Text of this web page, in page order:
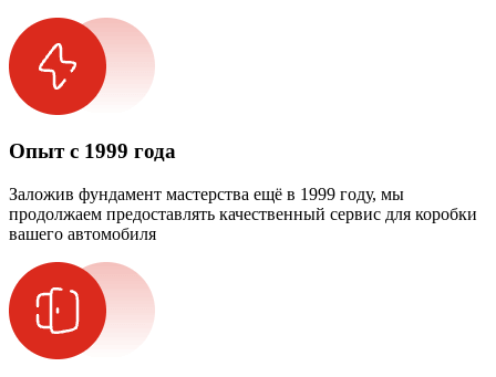
Опыт с 1999 года
Заложив фундамент мастерства ещё в 1999 году, мы
продолжаем предоставлять качественный сервис для коробки
вашего автомобиля